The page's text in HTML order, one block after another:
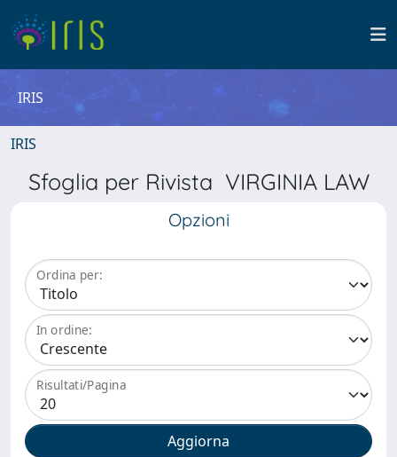
IRIS
IRIS
Sfoglia per Rivista VIRGINIA LAW
Opzioni
Ordina per:
In ordine:
Risultati/Pagina